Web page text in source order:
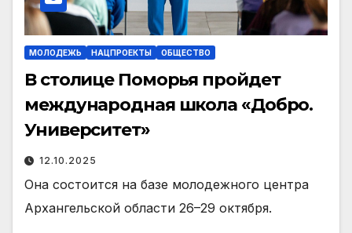
МОЛОДЕЖЬ НАЦПРОЕКТЫ ОБЩЕСТВО
В столице Поморья пройдет
международная школа «Добро.
Университет»
12.10.2025
Она состоится на базе молодежного центра
Архангельской области 26–29 октября.